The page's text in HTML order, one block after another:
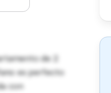
de 2
es perfecto
con